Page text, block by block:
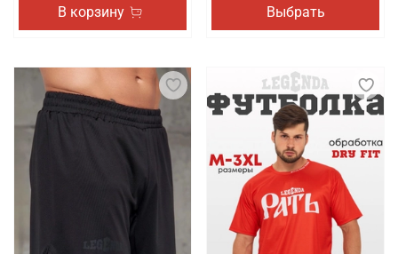
В корзину Выбрать